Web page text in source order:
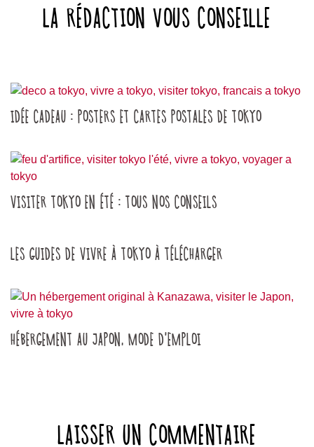
LA RÉDACTION VOUS CONSEILLE
IDÉE CADEAU : POSTERS ET CARTES POSTALES DE TOKYO
VISITER TOKYO EN ÉTÉ : TOUS NOS CONSEILS
LES GUIDES DE VIVRE À TOKYO À TÉLÉCHARGER
HÉBERGEMENT AU JAPON, MODE D'EMPLOI
LAISSER UN COMMENTAIRE